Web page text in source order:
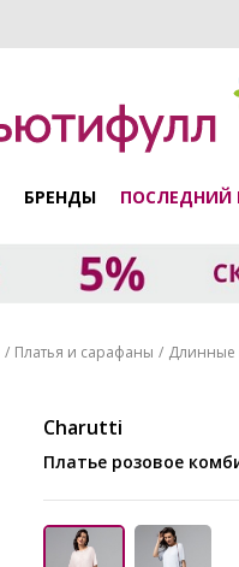
БРЕНДЫ ПОСЛЕДНИЙ
Платья и сарафаны Длинные
Charutti
Платье розовое